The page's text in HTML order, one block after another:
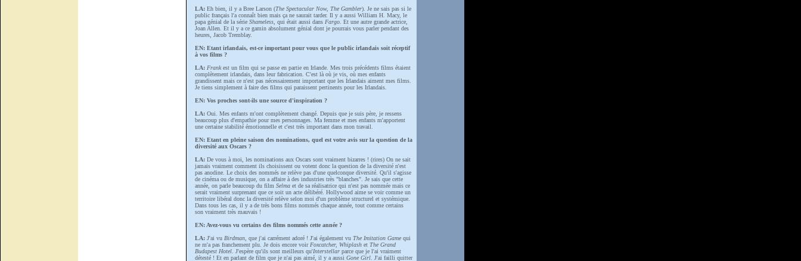
LA: Eh bien, il y a Bree Larson (The Spectacular Now, The Gambler). Je ne sais pas si le
public français l'a connaît bien mais ça ne saurait tarder. Il y a aussi William H. Macy, le
papa génial de la série Shameless , qui était aussi dans Fargo . Et une autre grande actrice,
Joan Allen. Et il y a ce gamin absolument génial dont je pourrais vous parler pendant des
heures, Jacob Tremblay.
EN: Etant irlandais, est-ce important pour vous que le public irlandais soit réceptif
à vos films ?
LA: Frankest un film qui se passe en partie en Irlande. Mes trois précédents films étaient
complètement irlandais, dans leur fabrication. C'est là où je vis, où mes enfants
grandissent mais ce n'est pas nécessairement important que les Irlandais aiment mes films.
Je tiens simplement à faire des films qui paraissent pertinents pour les Irlandais.
EN: Vos proches sont-ils une source d'inspiration ?
LA: Oui. Mes enfants m'ont complètement changé. Depuis que je suis père, je ressens
beaucoup plus d'empathie pour mes personnages. Ma femme et mes enfants m'apportent
une certaine stabilité émotionnelle et c'est très important dans mon travail.
EN: Etant en pleine saison des nominations, quel est votre avis sur la question de la
diversité aux Oscars ?
LA: De vous à moi, les nominations aux Oscars sont vraiment bizarres ! (rires) On ne sait
jamais vraiment comment ils choisissent ou votent donc la question de la diversité n'est
pas anodine. Le choix des nommés ne relève pas d'une quelconque diversité. Qu'il s'agisse
de cinéma ou de musique, on a affaire à des industries très "blanches". Je sais que cette
année, on parle beaucoup du film Selma et de sa réalisatrice qui n'est pas nommée mais ce
serait vraiment surprenant que ce soit un acte délibéré. Hollywood aime se voir comme un
territoire libéral donc la diversité relève selon moi d'un problème structurel et systémique.
Dans tous les cas, il y a de très bons films nommés chaque année, tout comme certains
son vraiment très mauvais !
EN: Avez-vous vu certains des films nommés cette année ?
LA: J'ai vu Birdman , que j'ai carrément adoré ! J'ai également vu The Imitation Game qui
ne m'a pas franchement plu. Je dois encore voir Foxcatcher, Whiplash et The Grand
Budapest Hotel . J'espère qu'ils sont meilleurs qu'Interstellar parce que je l'ai vraiment
détesté ! Et en parlant de film que je n'ai pas aimé, il y a aussi Gone Girl . J'ai failli quitter